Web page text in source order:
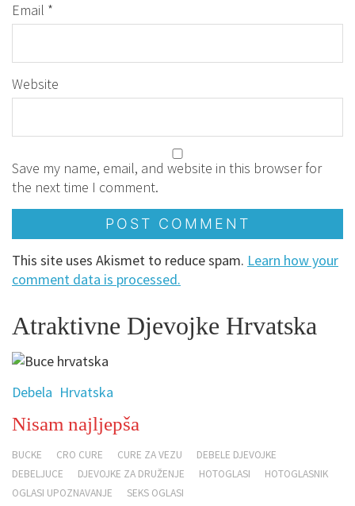
Email *
Website
Save my name, email, and website in this browser for
the next time I comment.
This site uses Akismet to reduce spam. Learn how your
comment data is processed.
Atraktivne Djevojke Hrvatska
Debela Hrvatska
Nisam najljepša
BUCKE CRO CURE CURE ZA VEZU
DEBELE DJEVOJKE
DEBELJUCE
DJEVOJKE ZA DRUŽENJE HOTOGLASI
HOTOGLASNIK
OGLASI UPOZNAVANJE
SEKS OGLASI